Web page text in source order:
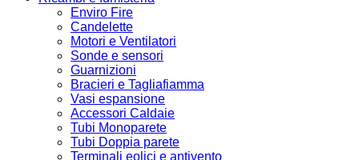
Enviro Fire
Candelette
Motori e Ventilatori
Sonde e sensori
Guarnizioni
Bracieri e Tagliafiamma
Vasi espansione
Accessori Caldaie
Tubi Monoparete
Tubi Doppia parete
Terminali eolici e antivento